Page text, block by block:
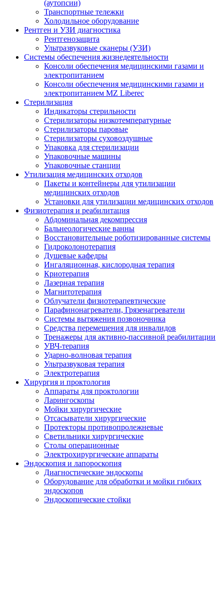
(аутопсии)
Транспортные тележки
Холодильное оборудование
Рентген и УЗИ диагностика
Рентгенозащита
Ультразвуковые сканеры (УЗИ)
Системы обеспечения жизнедеятельности
Консоли обеспечения медицинскими газами и
электропитанием
Консоли обеспечения медицинскими газами и
электропитанием MZ Liberec
Стерилизация
Индикаторы стерильности
Стерилизаторы низкотемпературные
Стерилизаторы паровые
Стерилизаторы суховоздушные
Упаковка для стерилизации
Упаковочные машины
Упаковочные станции
Утилизация медицинских отходов
Пакеты и контейнеры для утилизации
медицинских отходов
Установки для утилизации медицинских отходов
Физиотерапия и реабилитация
Абдоминальная декомпрессия
Бальнеологические ванны
Восстановительные роботизированные системы
Гидроколонотерапия
Душевые кафедры
Ингаляционная, кислородная терапия
Криотерапия
Лазерная терапия
Магнитотерапия
Облучатели физиотерапевтические
Парафинонагреватели, Грязенагреватели
Системы вытяжения позвоночника
Средства перемещения для инвалидов
Тренажеры для активно-пассивной реабилитации
УВЧ-терапия
Ударно-волновая терапия
Ультразвуковая терапия
Электротерапия
Хирургия и проктология
Аппараты для проктологии
Ларингоскопы
Мойки хирургические
Отсасыватели хирургические
Протекторы противопролежневые
Светильники хирургические
Столы операционные
Электрохирургические аппараты
Эндоскопия и лапороскопия
Диагностические эндоскопы
Оборудование для обработки и мойки гибких
эндоскопов
Эндоскопические стойки